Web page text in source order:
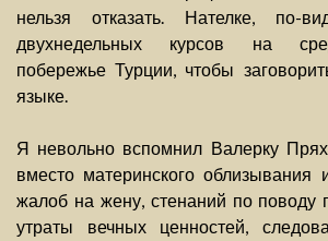
нельзя отказать. Нателке, по-
двухнедельных курсов на
побережье Турции, чтобы
языке.
Я невольно вспомнил Валерку
вместо материнского облизывания
жалоб на жену, стенаний по поводу
утраты вечных ценностей,